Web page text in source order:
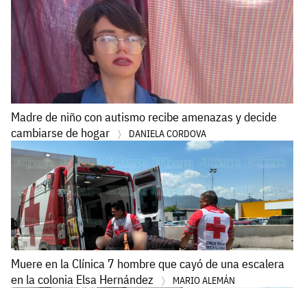
Madre de niño con autismo recibe amenazas y decide
cambiarse de hogar
DANIELA CORDOVA
Muere en la Clínica 7 hombre que cayó de una escalera
en la colonia Elsa Hernández
MARIO ALEMÁN